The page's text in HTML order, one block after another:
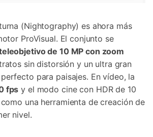
(Nightography) es ahora más
ProVisual. El conjunto se
de 10 MP con zoom
sin distorsión y un ultra gran
para paisajes. En vídeo, la
fps y el modo cine con HDR de 10
una herramienta de creación de
nivel.